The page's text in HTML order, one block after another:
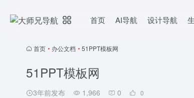
首页 AI导航 设计导航
首页 • 办公文档 • 51PPT模板网
51PPT模板网
3年前发布 1,966 0 0